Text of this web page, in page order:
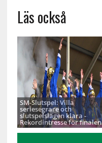
Läs också
SM-Slutspel: Villa
seriesegrare och
slutspelslagen klara -
Rekordintresse för finalen